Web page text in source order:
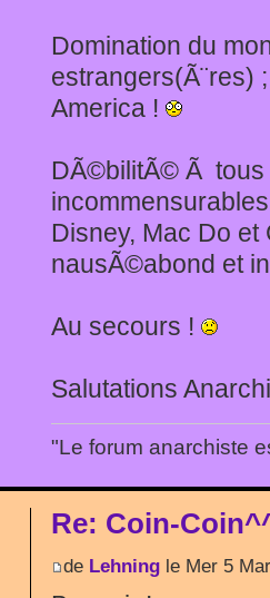
Domination du
estrangers(Ã¨res)
America !
DÃ©bilitÃ© Ã tous
Disney, Mac Do
nausÃ©abond et
Au secours !
Salutations
"Le forum anarchiste
Re: Coin-
de Lehningle Mer 5